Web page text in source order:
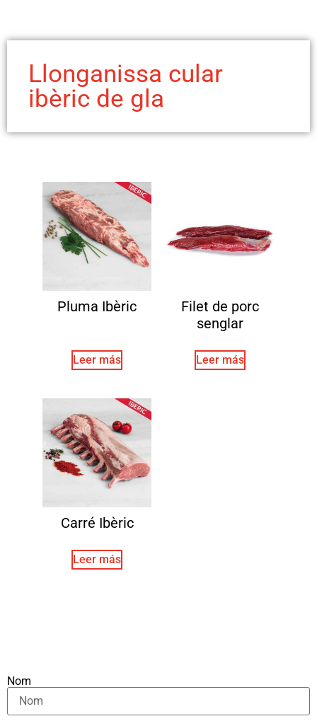
Llonganissa cular
ibèric de gla
Pluma Ibèric
Leer más
Filet de porc
senglar
Leer más
Carré Ibèric
Leer más
Nom